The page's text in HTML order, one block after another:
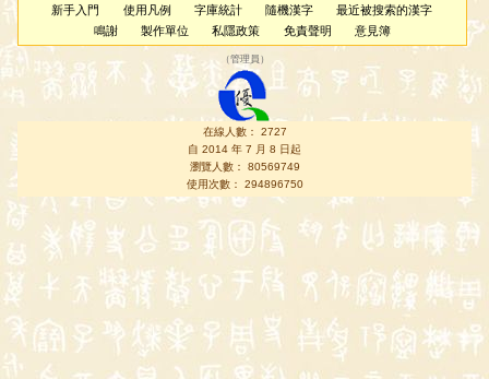
新手入門 使用凡例 字庫統計 隨機漢字
最近被搜索的漢字
鳴謝
製作單位 私隱政策 免責聲明 意見簿
（管理員 ）
在線人數： 2727
自 2014 年 7 月 8 日起
瀏覽人數： 80569749
使用次數： 294896750